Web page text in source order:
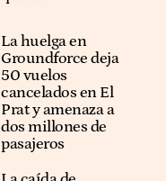
La huelga en
Groundforce deja
50 vuelos
cancelados en El
Prat y amenaza a
dos millones de
pasajeros